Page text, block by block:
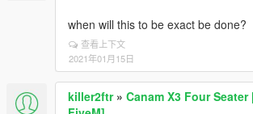
when will this to be exact be done?
查看上下文
2021年01月15日
killer2ftr» Canam X3 Four